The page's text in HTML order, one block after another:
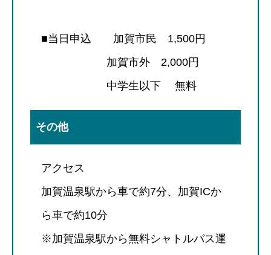
■当日申込 加賀市民 1,500円
加賀市外 2,000円
中学生以下 無料
その他
アクセス
加賀温泉駅から車で約7分、加賀ICか
ら車で約10分
※加賀温泉駅から無料シャトルバス運